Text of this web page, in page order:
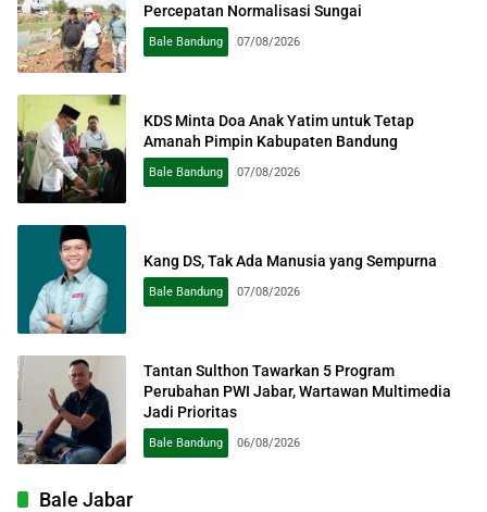
Percepatan Normalisasi Sungai
Bale Bandung 07/08/2026
KDS Minta Doa Anak Yatim untuk Tetap
Amanah Pimpin Kabupaten Bandung
Bale Bandung 07/08/2026
Kang DS, Tak Ada Manusia yang Sempurna
Bale Bandung 07/08/2026
Tantan Sulthon Tawarkan 5 Program
Perubahan PWI Jabar, Wartawan Multimedia
Jadi Prioritas
Bale Bandung 06/08/2026
Bale Jabar